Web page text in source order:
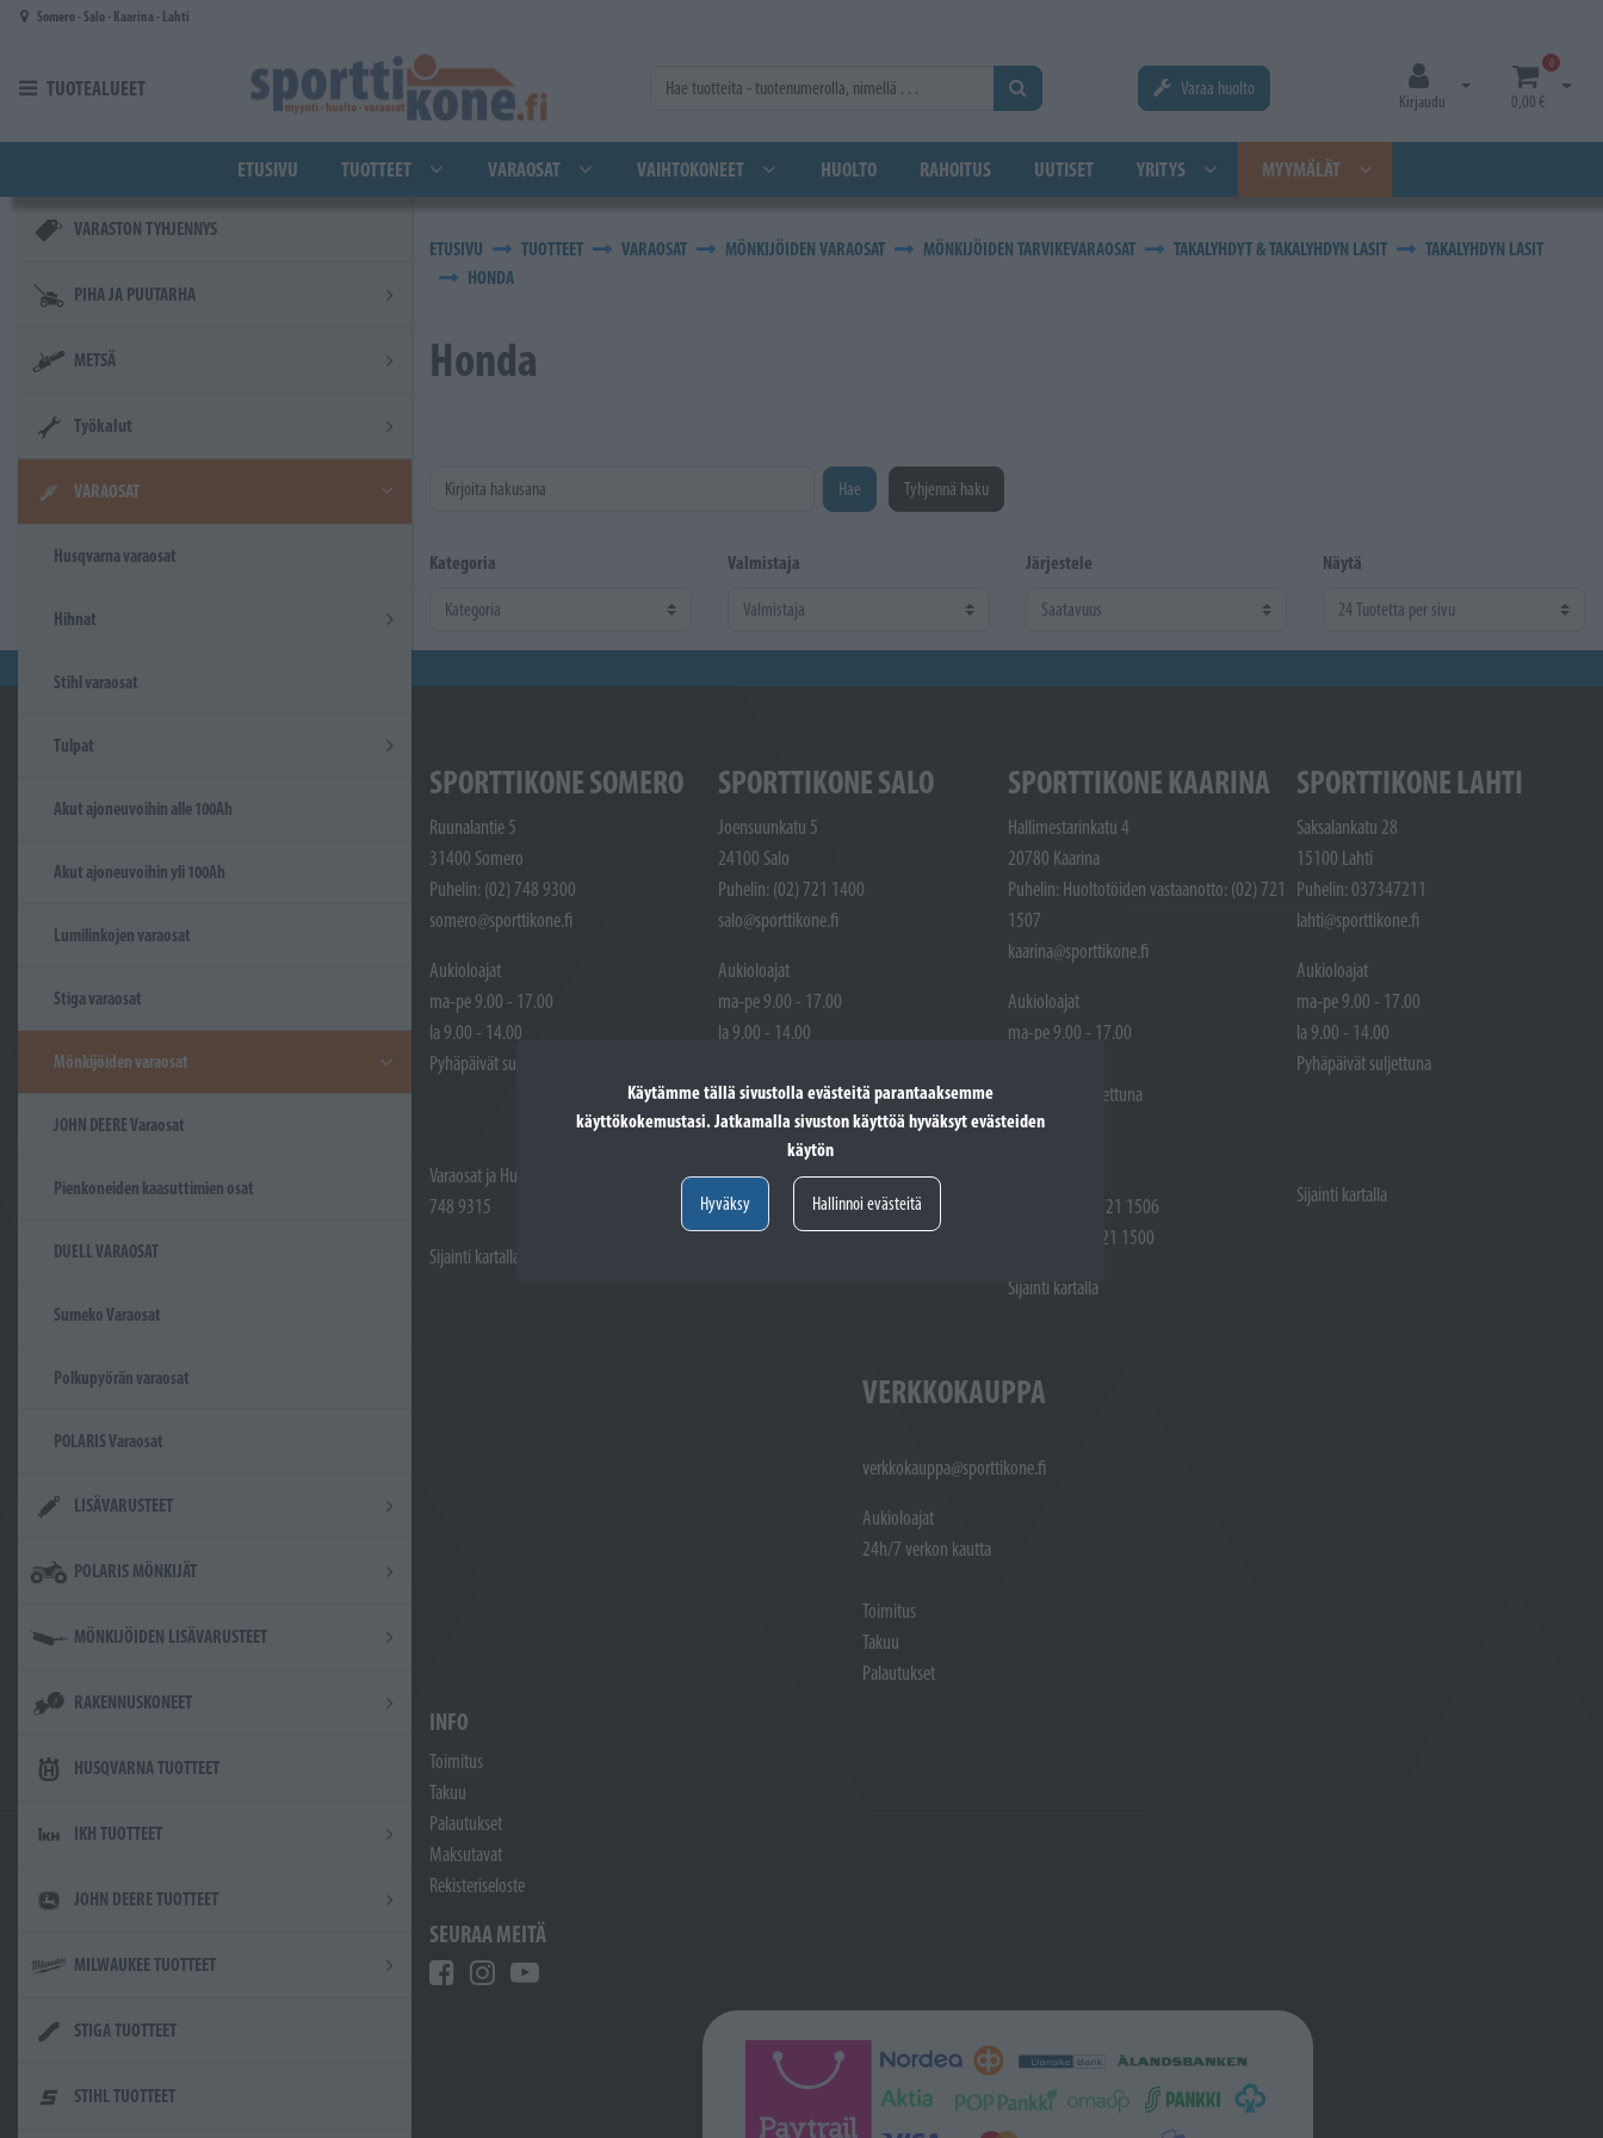
Käytämme tällä sivustolla evästeitä parantaaksemme
käyttökokemustasi. Jatkamalla sivuston käyttöä hyväksyt evästeiden
käytön
Hyväksy Hallinnoi evästeitä
Siirry pääsisältöön
Somero - Salo - Kaarina - Lahti
TUOTEALUEET Varaa huolto
Kirjaudu
Avaa kirjautuminen
0
0,00 €
Avaa
ETUSIVU TUOTTEET VARAOSAT VAIHTOKONEET HUOLTO RAHOITUS UUTISET YRITYS MYYMÄLÄT
VARASTON TYHJENNYS
PIHA JA PUUTARHA
METSÄ
Työkalut
VARAOSAT
Husqvarna varaosat
Hihnat
Stihl varaosat
Tulpat
Akut ajoneuvoihin alle 100Ah
Akut ajoneuvoihin yli 100Ah
Lumilinkojen varaosat
Stiga varaosat
Mönkijöiden varaosat
JOHN DEERE Varaosat
Pienkoneiden kaasuttimien osat
DUELL VARAOSAT
Sumeko Varaosat
Polkupyörän varaosat
POLARIS Varaosat
LISÄVARUSTEET
POLARIS MÖNKIJÄT
MÖNKIJÖIDEN LISÄVARUSTEET
RAKENNUSKONEET
HUSQVARNA TUOTTEET
IKH TUOTTEET
JOHN DEERE TUOTTEET
MILWAUKEE TUOTTEET
STIGA TUOTTEET
STIHL TUOTTEET
ETUSIVU TUOTTEET VARAOSAT MÖNKIJÖIDEN VARAOSAT MÖNKIJÖIDEN TARVIKEVARAOSAT TAKALYHDYT & TAKALYHDYN LASIT
TAKALYHDYN LASIT
HONDA
Honda
Kirjoita hakusana Hae Tyhjennä haku
Kategoria Valmistaja Järjestele Näytä
SPORTTIKONE SOMERO
Ruunalantie 5
31400 Somero
Puhelin: (02) 748 9300
somero@sporttikone.fi
Aukioloajat
ma-pe 9.00 - 17.00
la 9.00 - 14.00
Pyhäpäivät suljettuna
Varaosat ja Huoltotöiden vastaanotto: (02)
748 9315
Sijainti kartalla
SPORTTIKONE SALO
Joensuunkatu 5
24100 Salo
Puhelin: (02) 721 1400
salo@sporttikone.fi
Aukioloajat
ma-pe 9.00 - 17.00
la 9.00 - 14.00
Varaosat: (02) 721 1407
Huoltotöiden vastaanotto: 02 7211405
SPORTTIKONE KAARINA
Hallimestarinkatu 4
20780 Kaarina
Puhelin: Huoltotöiden vastaanotto: (02) 721
1507
kaarina@sporttikone.fi
Aukioloajat
ma-pe 9.00 - 17.00
Pyhäpäivät suljettuna
Varaosat: (02) 721 1506
Myynti : (02) 721 1500
Sijainti kartalla
SPORTTIKONE LAHTI
Saksalankatu 28
15100 Lahti
Puhelin: 037347211
lahti@sporttikone.fi
Aukioloajat
ma-pe 9.00 - 17.00
la 9.00 - 14.00
Pyhäpäivät suljettuna
Sijainti kartalla
VERKKOKAUPPA
verkkokauppa@sporttikone.fi
Aukioloajat
24h/7 verkon kautta
Toimitus
Takuu
Palautukset
INFO
Toimitus
Takuu
Palautukset
Maksutavat
Rekisteriseloste
SEURAA MEITÄ